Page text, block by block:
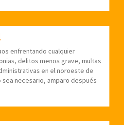
enfrentando cualquier
delitos menos grave, multas
en el noroeste de
sea necesario, amparo después